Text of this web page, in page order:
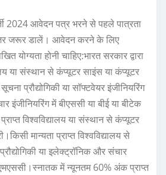
2024 आवेदन पत्र भरने से पहले पात्रता
जरूर डालें। आवेदन करने के लिए
योग्यता होनी चाहिए:भारत सरकार द्वारा
या संस्थान से कंप्यूटर साइंस या कंप्यूटर
प्रौद्योगिकी या सॉफ्टवेयर इंजीनियरिंग
इंजीनियरिंग में बीएससी या बीई या बीटेक
विश्वविद्यालय या संस्थान से कंप्यूटर
मान्यता प्राप्त विश्वविद्यालय से
या इलेक्ट्रॉनिक और संचार
में न्यूनतम 60% अंक प्राप्त